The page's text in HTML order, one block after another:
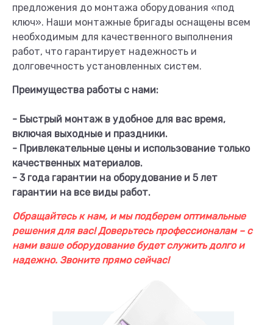
предложения до монтажа оборудования «под
ключ». Наши монтажные бригады оснащены всем
необходимым для качественного выполнения
работ, что гарантирует надежность и
долговечность установленных систем.
Преимущества работы с нами:
- Быстрый монтаж в удобное для вас время,
включая выходные и праздники.
- Привлекательные цены и использование только
качественных материалов.
- 3 года гарантии на оборудование и 5 лет
гарантии на все виды работ.
Обращайтесь к нам, и мы подберем оптимальные
решения для вас! Доверьтесь профессионалам – с
нами ваше оборудование будет служить долго и
надежно. Звоните прямо сейчас!